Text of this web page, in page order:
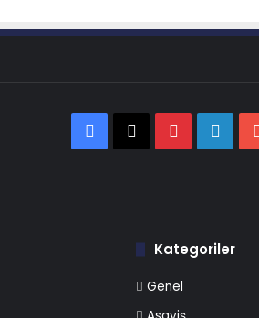
Facebook
X Pinterest
Kategoriler
Genel